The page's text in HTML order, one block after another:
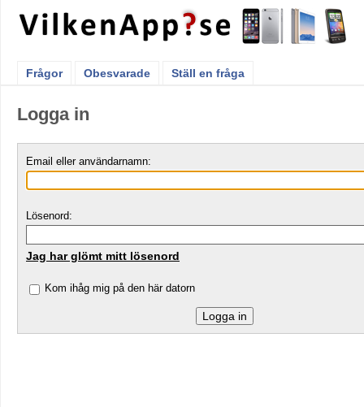
Frågor Obesvarade Ställ en fråga
Logga in
Email eller användarnamn:
Lösenord:
Jag har glömt mitt lösenord
Kom ihåg mig på den här datorn